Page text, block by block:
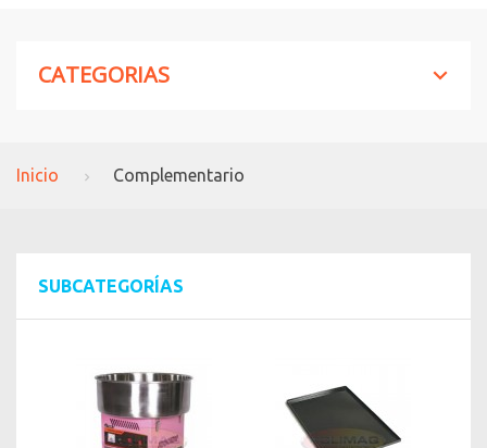
CATEGORIAS
Inicio Complementario
SUBCATEGORÍAS